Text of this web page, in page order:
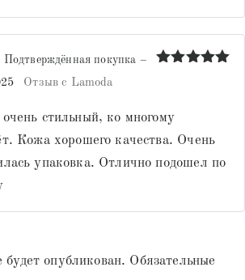
покупка –
Отзыв с Lamoda
стильный, ко многому
Кожа хорошего качества. Очень
упаковка. Отлично подошел по
опубликован. Обязательные